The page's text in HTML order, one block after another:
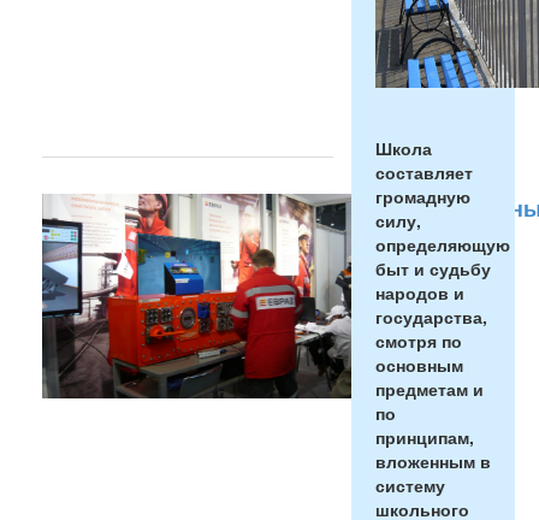
...
Читать
полностью
чемпионат
рабочих
профессий
Опубликовал
rubleva
05.Ноября.14
в
09:09
октября
2014
Школа
составляет
громадную
силу,
определяющую
быт и судьбу
народов и
государства,
смотря по
основным
предметам и
по
принципам,
вложенным в
систему
школьного